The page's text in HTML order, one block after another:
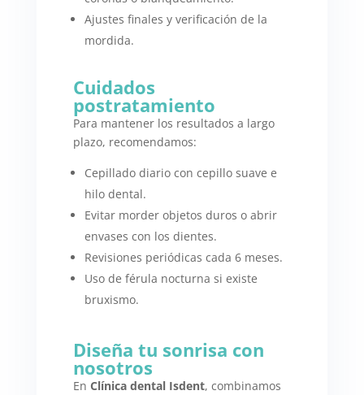
Ajustes finales y verificación de la
mordida.
Cuidados
postratamiento
Para mantener los resultados a largo
plazo, recomendamos:
Cepillado diario con cepillo suave e
hilo dental.
Evitar morder objetos duros o abrir
envases con los dientes.
Revisiones periódicas cada 6 meses.
Uso de férula nocturna si existe
bruxismo.
Diseña tu sonrisa con
nosotros
En Clínica dental Isdent, combinamos